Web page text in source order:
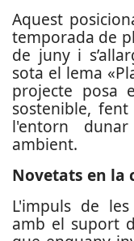
Aquest
temporada de
de juny i
sota el lema
projecte posa
sostenible,
l'entorn
ambient.
Novetats en la
L'impuls de
amb el suport